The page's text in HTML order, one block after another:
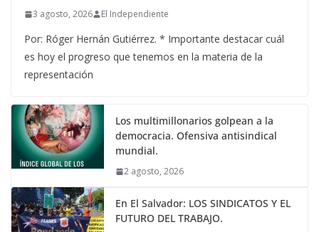
3 agosto, 2026 El Independiente
Por: Róger Hernán Gutiérrez. * Importante destacar cuál
es hoy el progreso que tenemos en la materia de la
representación
Los multimillonarios golpean a la
democracia. Ofensiva antisindical
mundial.
2 agosto, 2026
En El Salvador: LOS SINDICATOS Y EL
FUTURO DEL TRABAJO.